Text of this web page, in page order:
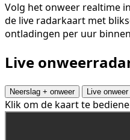
Volg het onweer realtime
de live radarkaart met
ontladingen per uur
Live
Neerslag + onweer Live onweer
Klik om de kaart te